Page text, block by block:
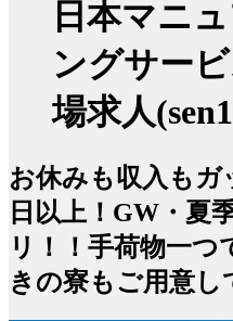
日本マニ
ングサー
場求人
お休みも収入もガ
日以上！GW・夏
リ！！手荷物一
きの寮もご用意し